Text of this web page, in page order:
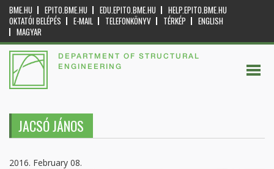
BME.HU EPITO.BME.HU EDU.EPITO.BME.HU
HELP.EPITO.BME.HU
OKTATÓI BELÉPÉS
E-MAIL TELEFONKÖNYV TÉRKÉP
ENGLISH
MAGYAR
DEPARTMENT OF STRUCTURAL
ENGINEERING
JACSÓ JÁNOS
2016. February 08.